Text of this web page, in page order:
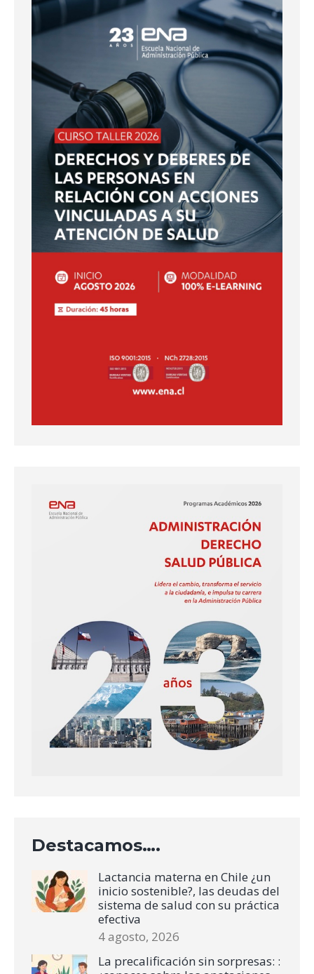
Destacamos….
Lactancia materna en Chile ¿un
inicio sostenible?, las deudas del
sistema de salud con su práctica
efectiva
4 agosto, 2026
La precalificación sin sorpresas: :